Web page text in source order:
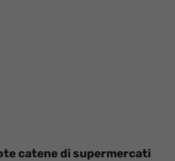
catene di supermercati